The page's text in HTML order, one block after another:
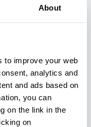
About
to improve your web
analytics and
and ads based on
you can
on the link in the
on
attività all'aria
e
Gesso
e itinerari
in autonomia